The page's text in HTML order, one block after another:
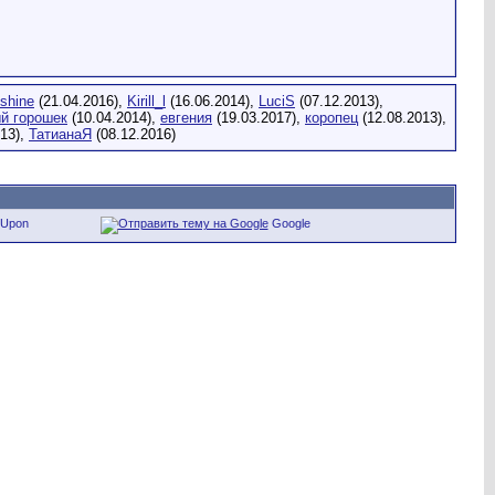
(21.04.2016), Kirill_l (16.06.2014), LuciS (07.12.2013),
горошек (10.04.2014), евгения (19.03.2017), коропец(12.08.2013),
ТатианаЯ (08.12.2016)
Google